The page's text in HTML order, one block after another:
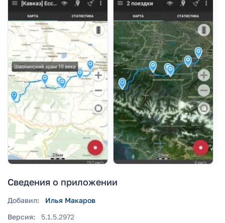
Сведения о приложении
Добавил:
Илья Макаров
Версия:
5.1.5.2972